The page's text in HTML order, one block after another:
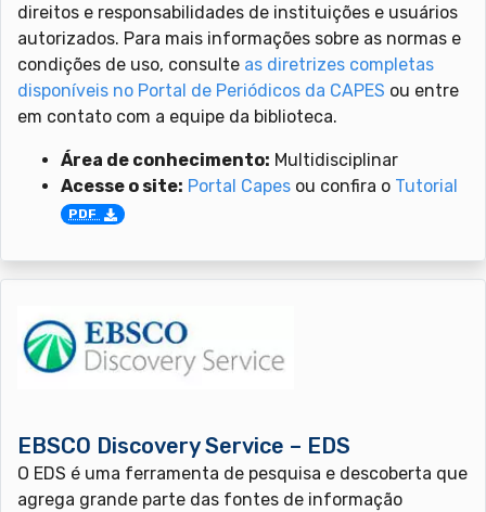
direitos e responsabilidades de instituições e usuários
autorizados. Para mais informações sobre as normas e
condições de uso, consulte as diretrizes completas
disponíveis no Portal de Periódicos da CAPES ou entre
em contato com a equipe da biblioteca.
Área de conhecimento: Multidisciplinar
Acesse o site: Portal Capes ou confira o Tutorial
PDF
EBSCO Discovery Service – EDS
O EDS é uma ferramenta de pesquisa e descoberta que
agrega grande parte das fontes de informação